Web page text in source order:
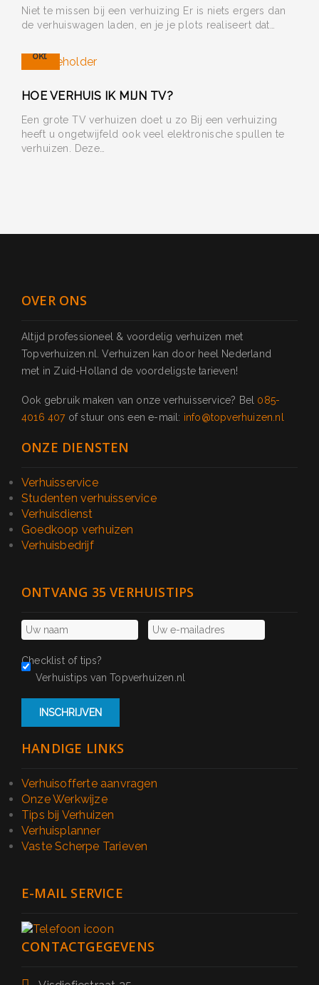
Niet te missen bij een verhuizing Er is niets ergers dan
de verhuiswagen laden, en je je plots realiseert dat…
okt
HOE VERHUIS IK MIJN TV?
Een grote TV verhuizen doet u zo Bij een verhuizing
heeft u ongetwijfeld ook veel elektronische spullen te
verhuizen. Deze…
OVER ONS
Altijd professioneel & voordelig verhuizen met
Topverhuizen.nl. Verhuizen kan door heel Nederland
met in Zuid-Holland de voordeligste tarieven!
Ook gebruik maken van onze verhuisservice? Bel 085-
4016 407of stuur ons een e-mail: info@topverhuizen.nl
ONZE DIENSTEN
Verhuisservice
Studenten verhuisservice
Verhuisdienst
Goedkoop verhuizen
Verhuisbedrijf
ONTVANG 35 VERHUISTIPS
Checklist of tips?
Verhuistips van Topverhuizen.nl
HANDIGE LINKS
Verhuisofferte aanvragen
Onze Werkwijze
Tips bij Verhuizen
Verhuisplanner
Vaste Scherpe Tarieven
E-MAIL SERVICE
CONTACTGEGEVENS